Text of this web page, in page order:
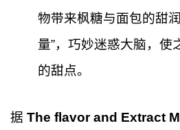
物带来枫糖与面包的甜
量”，巧妙迷惑大脑，使
的甜点。
据 The flavor and Extract